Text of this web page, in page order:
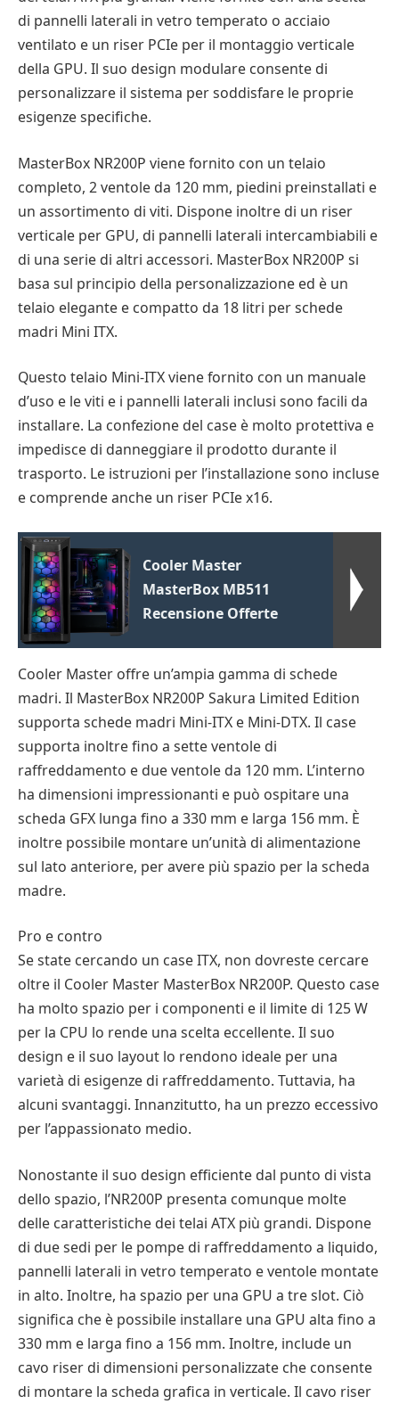
di pannelli laterali in vetro temperato o acciaio
ventilato e un riser PCIe per il montaggio verticale
della GPU. Il suo design modulare consente di
personalizzare il sistema per soddisfare le proprie
esigenze specifiche.
MasterBox NR200P viene fornito con un telaio
completo, 2 ventole da 120 mm, piedini preinstallati e
un assortimento di viti. Dispone inoltre di un riser
verticale per GPU, di pannelli laterali intercambiabili e
di una serie di altri accessori. MasterBox NR200P si
basa sul principio della personalizzazione ed è un
telaio elegante e compatto da 18 litri per schede
madri Mini ITX.
Questo telaio Mini-ITX viene fornito con un manuale
d’uso e le viti e i pannelli laterali inclusi sono facili da
installare. La confezione del case è molto protettiva e
impedisce di danneggiare il prodotto durante il
trasporto. Le istruzioni per l’installazione sono incluse
e comprende anche un riser PCIe x16.
Cooler Master
MasterBox MB511
Recensione Offerte
Cooler Master offre un’ampia gamma di schede
madri. Il MasterBox NR200P Sakura Limited Edition
supporta schede madri Mini-ITX e Mini-DTX. Il case
supporta inoltre fino a sette ventole di
raffreddamento e due ventole da 120 mm. L’interno
ha dimensioni impressionanti e può ospitare una
scheda GFX lunga fino a 330 mm e larga 156 mm. È
inoltre possibile montare un’unità di alimentazione
sul lato anteriore, per avere più spazio per la scheda
madre.
Pro e contro
Se state cercando un case ITX, non dovreste cercare
oltre il Cooler Master MasterBox NR200P. Questo case
ha molto spazio per i componenti e il limite di 125 W
per la CPU lo rende una scelta eccellente. Il suo
design e il suo layout lo rendono ideale per una
varietà di esigenze di raffreddamento. Tuttavia, ha
alcuni svantaggi. Innanzitutto, ha un prezzo eccessivo
per l’appassionato medio.
Nonostante il suo design efficiente dal punto di vista
dello spazio, l’NR200P presenta comunque molte
delle caratteristiche dei telai ATX più grandi. Dispone
di due sedi per le pompe di raffreddamento a liquido,
pannelli laterali in vetro temperato e ventole montate
in alto. Inoltre, ha spazio per una GPU a tre slot. Ciò
significa che è possibile installare una GPU alta fino a
330 mm e larga fino a 156 mm. Inoltre, include un
cavo riser di dimensioni personalizzate che consente
di montare la scheda grafica in verticale. Il cavo riser